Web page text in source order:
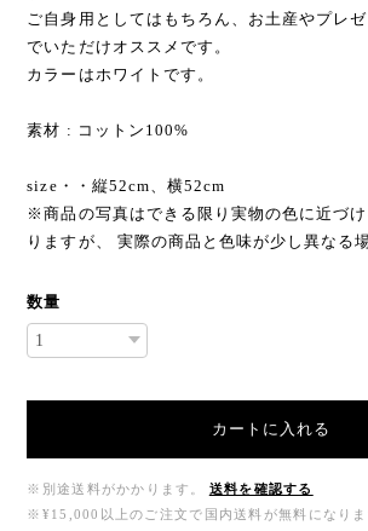
ご自身用としてはもちろん、お土産やプレ
でいただけオススメです。
カラーはホワイトです。
素材 : コットン100%
size・・縦52cm、横52cm
※商品の写真はできる限り実物の色に近づ
りますが、 実際の商品と色味が少し異なる
数量
カートに入れる
※別途送料がかかります。
送料を確認する
※¥15,000以上のご注文で国内送料が無料になりま